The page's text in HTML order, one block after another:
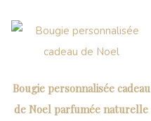
Bougie personnalisée cadeau
de Noel parfumée naturelle